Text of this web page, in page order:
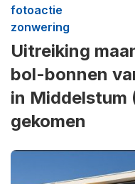
fotoactie
zonwering
Uitreiking
bol-bonnen
in Middelstum
gekomen